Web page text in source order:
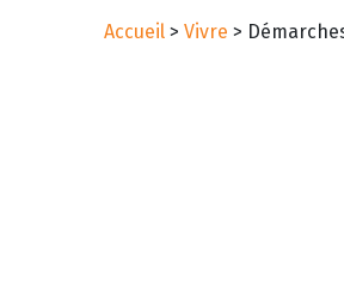
Accueil > Vivre >